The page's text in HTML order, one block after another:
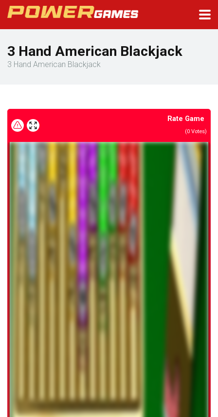
3 Hand American Blackjack
3 Hand American Blackjack
Rate Game
(0 Votes)